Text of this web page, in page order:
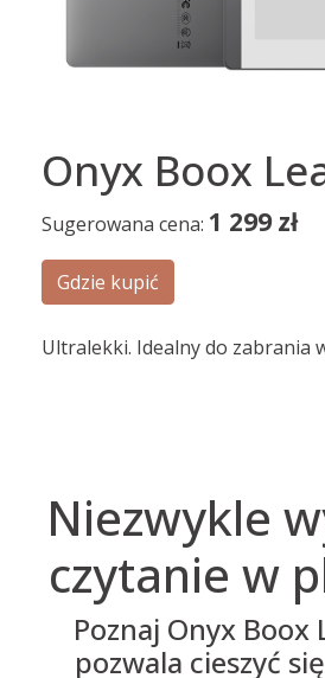
Onyx Boox
Sugerowana cena: 1 299zł
Gdzie kupić
Ultralekki. Idealny do zabrania
Niezwykle
czytanie w
Poznaj Onyx
pozwala cieszyć